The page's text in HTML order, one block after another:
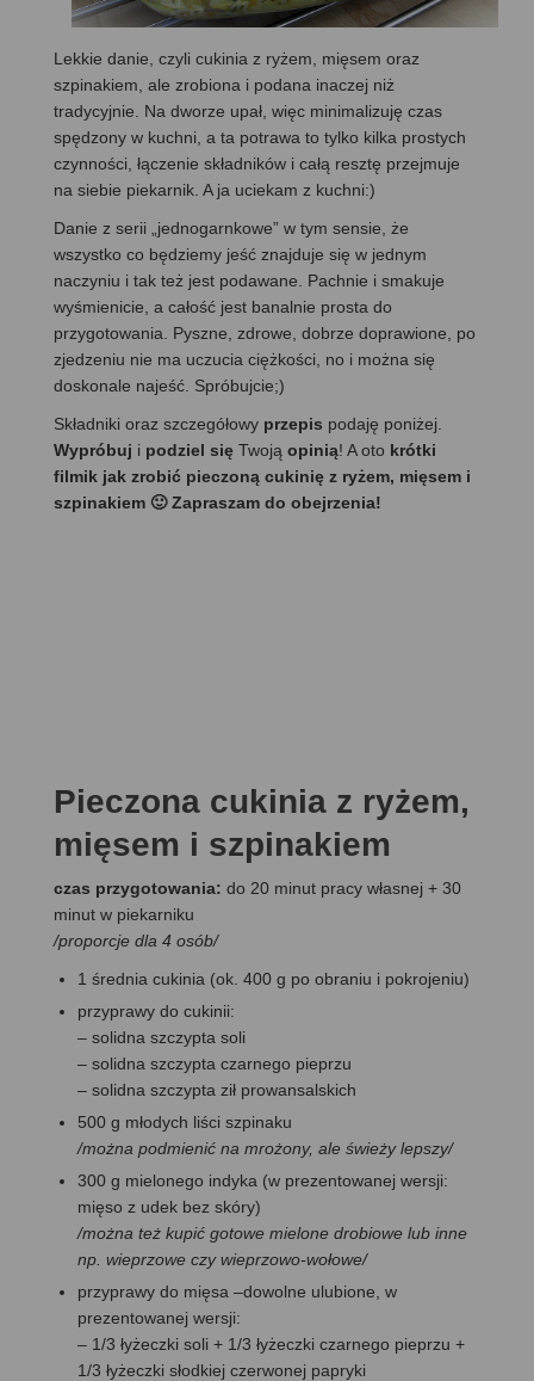
Lekkie danie, czyli cukinia z ryżem, mięsem oraz
szpinakiem, ale zrobiona i podana inaczej niż
tradycyjnie. Na dworze upał, więc minimalizuję czas
spędzony w kuchni, a ta potrawa to tylko kilka prostych
czynności, łączenie składników i całą resztę przejmuje
na siebie piekarnik. A ja uciekam z kuchni:)
Danie z serii „jednogarnkowe” w tym sensie, że
wszystko co będziemy jeść znajduje się w jednym
naczyniu i tak też jest podawane. Pachnie i smakuje
wyśmienicie, a całość jest banalnie prosta do
przygotowania. Pyszne, zdrowe, dobrze doprawione, po
zjedzeniu nie ma uczucia ciężkości, no i można się
doskonale najeść. Spróbujcie;)
Składniki oraz szczegółowy przepis podaję poniżej.
Wypróbuj i podziel się Twoją opinią! A oto krótki
filmik jak zrobić pieczoną cukinię z ryżem, mięsem i
szpinakiem 🙂 Zapraszam do obejrzenia!
Pieczona cukinia z ryżem,
mięsem i szpinakiem
czas przygotowania: do 20 minut pracy własnej + 30
minut w piekarniku
/proporcje dla 4 osób/
1 średnia cukinia (ok. 400 g po obraniu i pokrojeniu)
przyprawy do cukinii:
– solidna szczypta soli
– solidna szczypta czarnego pieprzu
– solidna szczypta ził prowansalskich
500 g młodych liści szpinaku
/można podmienić na mrożony, ale świeży lepszy/
300 g mielonego indyka (w prezentowanej wersji:
mięso z udek bez skóry)
/można też kupić gotowe mielone drobiowe lub inne
np. wieprzowe czy wieprzowo-wołowe/
przyprawy do mięsa –dowolne ulubione, w
prezentowanej wersji:
– 1/3 łyżeczki soli + 1/3 łyżeczki czarnego pieprzu +
1/3 łyżeczki słodkiej czerwonej papryki